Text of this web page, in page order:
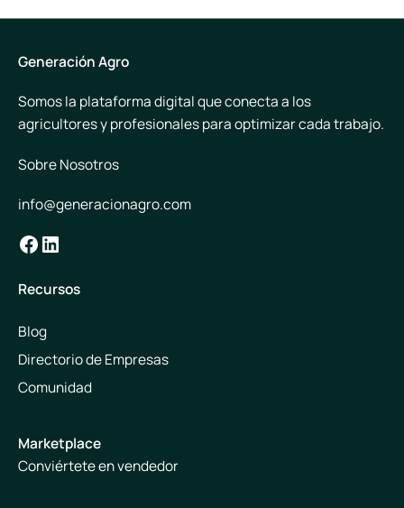
Generación Agro
Somos la plataforma digital que conecta a los
agricultores y profesionales para optimizar cada trabajo.
Sobre Nosotros
info@generacionagro.com
Facebook
LinkedIn
Recursos
Blog
Directorio de Empresas
Comunidad
Marketplace
Conviértete en vendedor